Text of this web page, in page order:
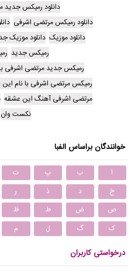
دانلود رمیکس جدید
دانلود رمیکس مرتضی اشرفی
دانلود موزیک دانلود موزیک
رمیکس جدید
رمیکس جدید مرتضی اشرفی
رمیکس مرتضی اشرفی با نام
مرتضی اشرفی آهنگ این عشقه
نکست وان
خوانندگان براساس الفبا
ا ب پ ت
خ
د ذ ر
ص
ض ط ظ
ک
گ ل م
درخواستی کاربران